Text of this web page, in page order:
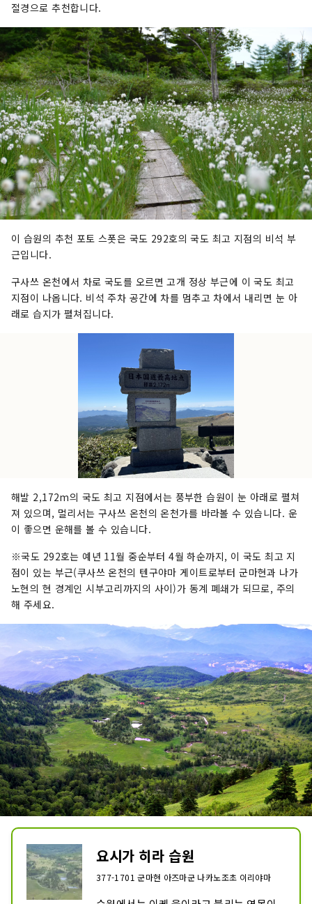
절경으로 추천합니다.
이 습원의 추천 포토 스폿은 국도 292호의 국도 최고 지점의 비석 부
근입니다.
구사쓰 온천에서 차로 국도를 오르면 고개 정상 부근에 이 국도 최고
지점이 나옵니다. 비석 주차 공간에 차를 멈추고 차에서 내리면 눈 아
래로 습지가 펼쳐집니다.
해발 2,172m의 국도 최고 지점에서는 풍부한 습원이 눈 아래로 펼쳐
져 있으며, 멀리서는 구사쓰 온천의 온천가를 바라볼 수 있습니다. 운
이 좋으면 운해를 볼 수 있습니다.
※국도 292호는 예년 11월 중순부터 4월 하순까지, 이 국도 최고 지
점이 있는 부근(쿠사쓰 온천의 텐구야마 게이트로부터 군마현과 나가
노현의 현 경계인 시부고리까지의 사이)가 동계 폐쇄가 되므로, 주의
해 주세요.
요시가 히라 습원
377-1701 군마현 아즈마군 나카노조초 이리야마